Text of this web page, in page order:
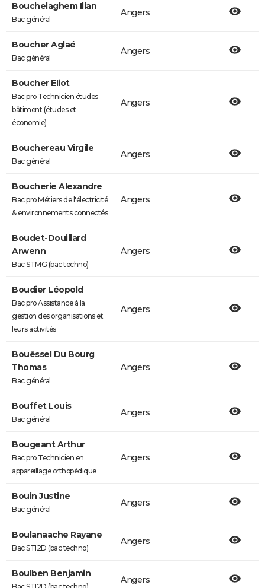
Bouchelaghem Ilian
Bac général
Angers
Boucher Aglaé
Bac général
Angers
Boucher Eliot
Bac pro Technicien études
bâtiment (études et
économie)
Angers
Bouchereau Virgile
Bac général
Angers
Boucherie Alexandre
Bac pro Métiers de l'électricité
& environnements connectés
Angers
Boudet-Douillard
Arwenn
Bac STMG (bac techno)
Angers
Boudier Léopold
Bac pro Assistance à la
gestion des organisations et
leurs activités
Angers
Bouëssel Du Bourg
Thomas
Bac général
Angers
Bouffet Louis
Bac général
Angers
Bougeant Arthur
Bac pro Technicien en
appareillage orthopédique
Angers
Bouin Justine
Bac général
Angers
Boulanaache Rayane
Bac STI2D (bac techno)
Angers
Boulben Benjamin
Angers